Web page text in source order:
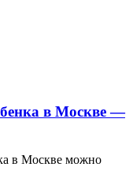
в Москве —
в Москве можно